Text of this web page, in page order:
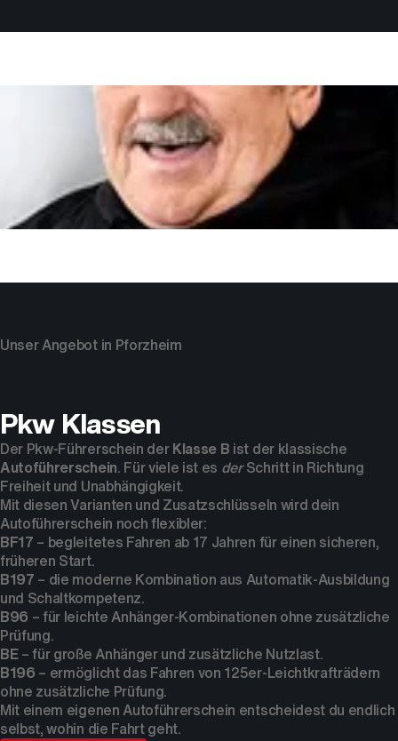
Deine Fahrlehrer:innen
Fahrlehrerin Klasse BE
Fahrschulleiter, Fahrlehrer und Ausbilder für alle Klassen
Roland
Fahrlehrer Klasse A, BE
Unser Angebot in Pforzheim
Pkw Klassen
Der Pkw-Führerschein derKlasse B ist der klassische
Autoführerschein. Für viele ist es derSchritt in Richtung
Freiheit und Unabhängigkeit.
Mit diesen Varianten und Zusatzschlüsseln wird dein
Autoführerschein noch flexibler:
BF17 – begleitetes Fahren ab 17 Jahren für einen sicheren,
früheren Start.
B197 – die moderne Kombination aus Automatik-Ausbildung
und Schaltkompetenz.
B96 – für leichte Anhänger-Kombinationen ohne zusätzliche
Prüfung.
BE– für große Anhänger und zusätzliche Nutzlast.
B196 – ermöglicht das Fahren von 125er-Leichtkrafträdern
ohne zusätzliche Prüfung.
Mit einem eigenen Autoführerschein entscheidest du endlich
selbst, wohin die Fahrt geht.